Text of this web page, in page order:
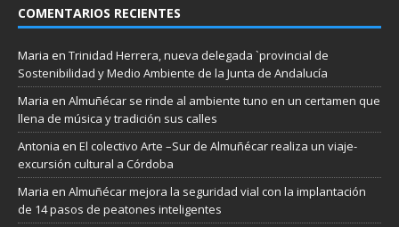
COMENTARIOS RECIENTES
Maria en Trinidad Herrera, nueva delegada `provincial de
Sostenibilidad y Medio Ambiente de la Junta de Andalucía
Maria en Almuñécar se rinde al ambiente tuno en un certamen que
llena de música y tradición sus calles
Antonia en El colectivo Arte –Sur de Almuñécar realiza un viaje-
excursión cultural a Córdoba
Maria en Almuñécar mejora la seguridad vial con la implantación
de 14 pasos de peatones inteligentes